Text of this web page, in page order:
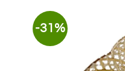
-31%